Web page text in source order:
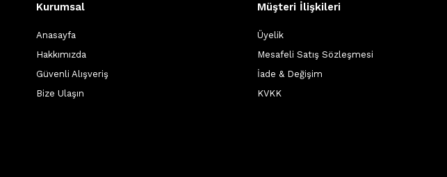
Kurumsal
Anasayfa
Hakkımızda
Güvenli Alışveriş
Bize Ulaşın
Müşteri İlişkileri
Üyelik
Mesafeli Satış Sözleşmesi
İade & Değişim
KVKK